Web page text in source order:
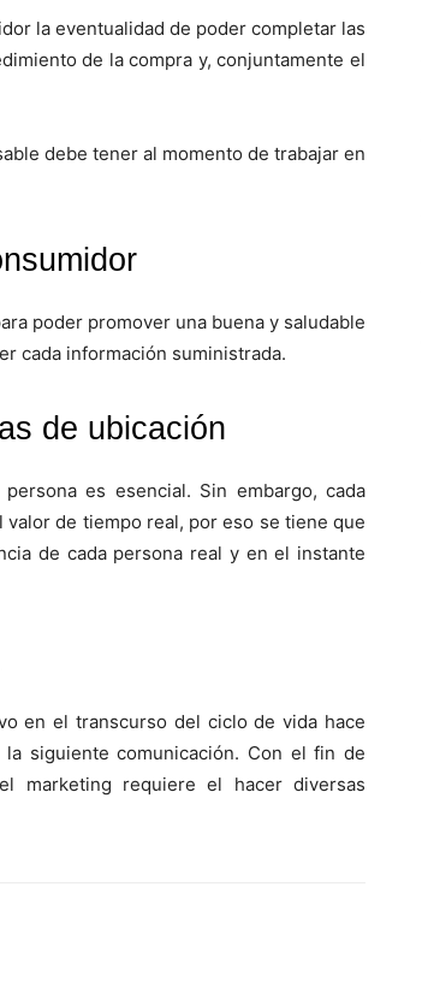
la eventualidad de poder completar las
de la compra y, conjuntamente el
debe tener al momento de trabajar en
poder promover una buena y saludable
cada información suministrada.
de ubicación
es esencial. Sin embargo, cada
de tiempo real, por eso se tiene que
de cada persona real y en el instante
en el transcurso del ciclo de vida hace
siguiente comunicación. Con el fin de
marketing requiere el hacer diversas